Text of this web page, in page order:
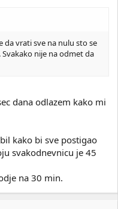
vrati sve na nulu sto se
nije na odmet da
dana odlazem kako mi
kako bi sve postigao
svakodnevnicu je 45
na 30 min.